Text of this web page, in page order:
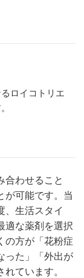
ロイコトリエ
合わせること
が可能です。当
、生活スタイ
適な薬剤を選択
の方が「花粉症
った」「外出が
ています。